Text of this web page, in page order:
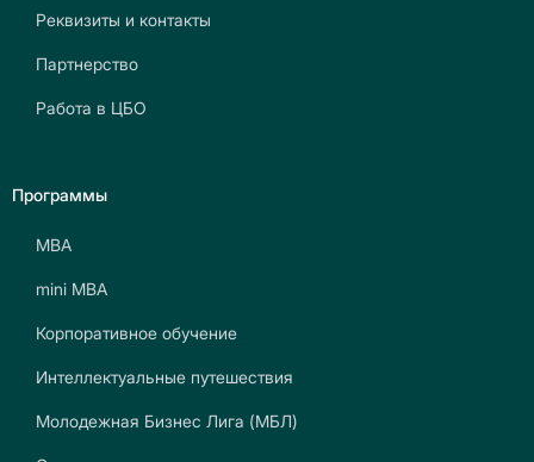
Реквизиты и контакты
Партнерство
Работа в ЦБО
Программы
МВА
mini МВА
Корпоративное обучение
Интеллектуальные путешествия
Молодежная Бизнес Лига (МБЛ)